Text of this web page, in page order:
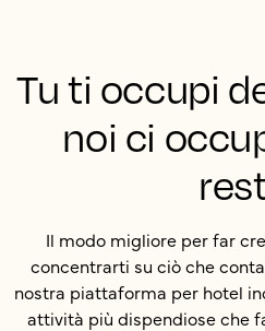
Tu ti occupi
noi ci
Il modo migliore per far
concentrarti su ciò che
nostra piattaforma per hotel
attività più dispendiose che